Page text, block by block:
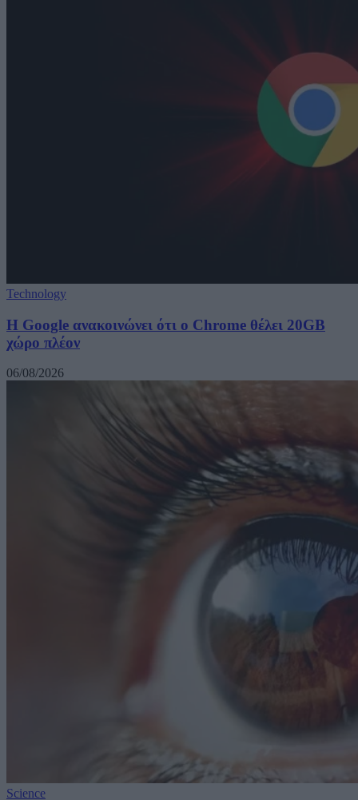
Technology
Η Google ανακοινώνει ότι ο Chrome θέλει 20GB
χώρο πλέον
06/08/2026
Science